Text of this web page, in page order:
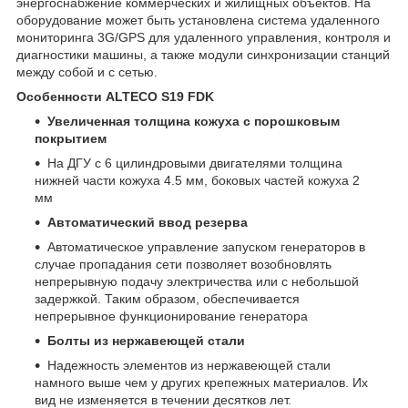
оборудование может быть установлена система удаленного
мониторинга 3G/GPS для удаленного управления, контроля и
диагностики машины, а также модули синхронизации станций
между собой и с сетью.
Особенности ALTECO S19 FDK
Увеличенная толщина кожуха с порошковым
покрытием
На ДГУ с 6 цилиндровыми двигателями толщина
нижней части кожуха 4.5 мм, боковых частей кожуха 2
мм
Автоматический ввод резерва
Автоматическое управление запуском генераторов в
случае пропадания сети позволяет возобновлять
непрерывную подачу электричества или с небольшой
задержкой. Таким образом, обеспечивается
непрерывное функционирование генератора
Болты из нержавеющей стали
Надежность элементов из нержавеющей стали
намного выше чем у других крепежных материалов. Их
вид не изменяется в течении десятков лет.